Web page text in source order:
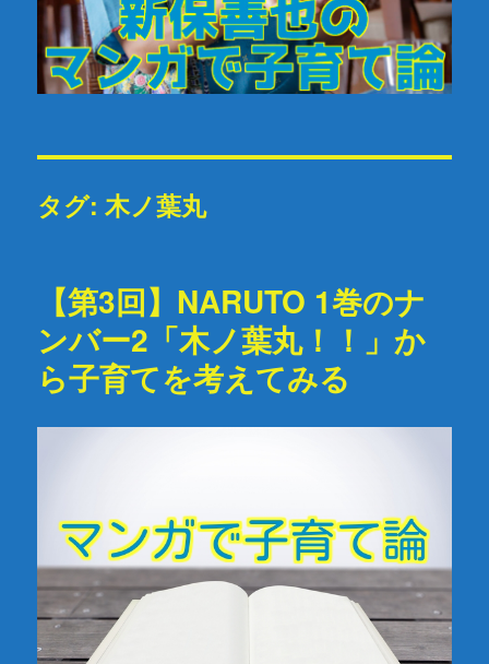
タグ: 木ノ葉丸
【第3回】NARUTO 1巻のナ
ンバー2「木ノ葉丸！！」か
ら子育てを考えてみる